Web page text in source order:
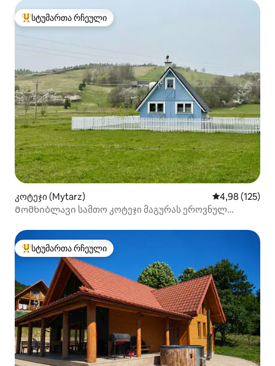
სტუმართა რჩეული მოწინავე ვარიანტი
სტუმართა რჩეული
კოტეჯი (Mytarz) საშუალო
4,98 (125)
Მომხიბლავი სამთო კოტეჯი მაგურას ეროვნულ
სტუმართა რჩეული მოწინავე ვარიანტი
სტუმართა რჩეული